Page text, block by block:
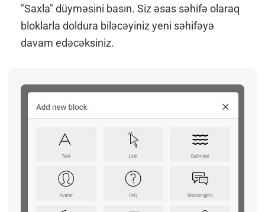
"Saxla" düyməsini basın. Siz əsas səhifə olaraq
bloklarla doldura biləcəyiniz yeni səhifəyə
davam edəcəksiniz.